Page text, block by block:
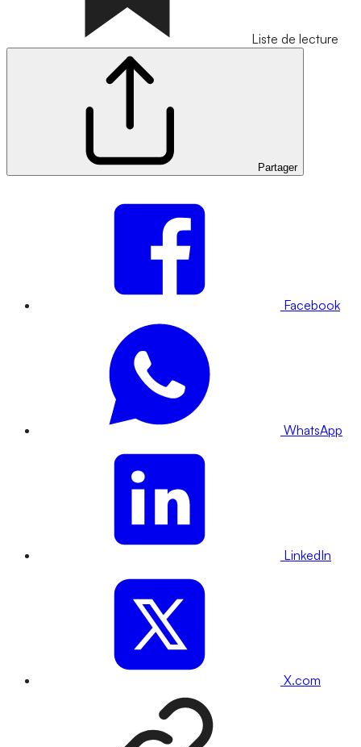
Liste de lecture
Partager
Facebook
WhatsApp
LinkedIn
X.com